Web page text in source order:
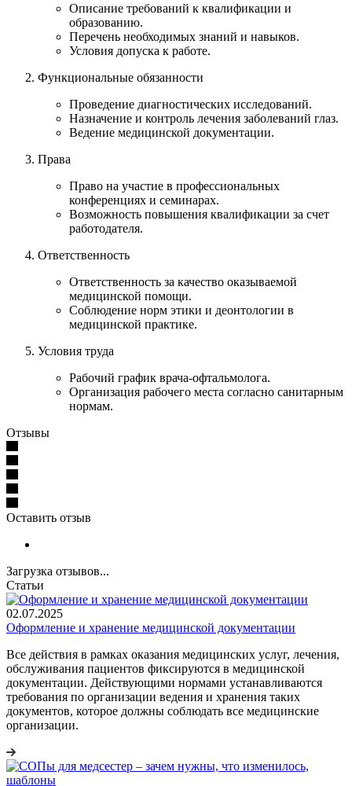
Описание требований к квалификации и
образованию.
Перечень необходимых знаний и навыков.
Условия допуска к работе.
Функциональные обязанности
Проведение диагностических исследований.
Назначение и контроль лечения заболеваний глаз.
Ведение медицинской документации.
Права
Право на участие в профессиональных
конференциях и семинарах.
Возможность повышения квалификации за счет
работодателя.
Ответственность
Ответственность за качество оказываемой
медицинской помощи.
Соблюдение норм этики и деонтологии в
медицинской практике.
Условия труда
Рабочий график врача-офтальмолога.
Организация рабочего места согласно санитарным
нормам.
Отзывы
Оставить отзыв
Загрузка отзывов...
Статьи
02.07.2025
Оформление и хранение медицинской документации
Все действия в рамках оказания медицинских услуг, лечения,
обслуживания пациентов фиксируются в медицинской
документации. Действующими нормами устанавливаются
требования по организации ведения и хранения таких
документов, которое должны соблюдать все медицинские
организации.